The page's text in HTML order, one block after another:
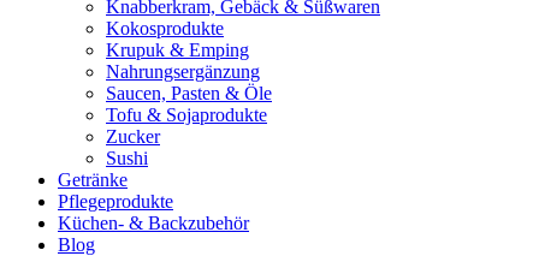
Knabberkram, Gebäck & Süßwaren
Kokosprodukte
Krupuk & Emping
Nahrungsergänzung
Saucen, Pasten & Öle
Tofu & Sojaprodukte
Zucker
Sushi
Getränke
Pflegeprodukte
Küchen- & Backzubehör
Blog